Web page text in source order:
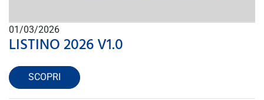
01/03/2026
LISTINO 2026 V1.0
SCOPRI